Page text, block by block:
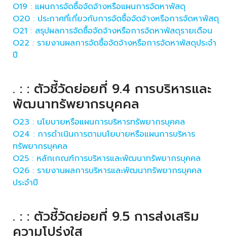
O19 : แผนการจัดซื้อจัดจ้างหรือแผนการจัดหาพัสดุ
O20 : ประกาศที่เกี่ยวกับการจัดซื้อจัดจ้างหรือการจัดหาพัสดุ
O21 : สรุปผลการจัดซื้อจัดจ้างหรือการจัดหาพัสดุรายเดือน
O22 : รายงานผลการจัดซื้อจัดจ้างหรือการจัดหาพัสดุประจำ
ปี
. : : ตัวชี้วัดย่อยที่ 9.4 การบริหารและ
พัฒนาทรัพยากรบุคคล
O23 : นโยบายหรือแผนการบริหารทรัพยากรบุคคล
O24 : การดำเนินการตามนโยบายหรือแผนการบริหาร
ทรัพยากรบุคคล
O25 : หลักเกณฑ์การบริหารและพัฒนาทรัพยากรบุคคล
O26 : รายงานผลการบริหารและพัฒนาทรัพยากรบุคคล
ประจำปี
. : : ตัวชี้วัดย่อยที่ 9.5 การส่งเสริม
ความโปร่งใส